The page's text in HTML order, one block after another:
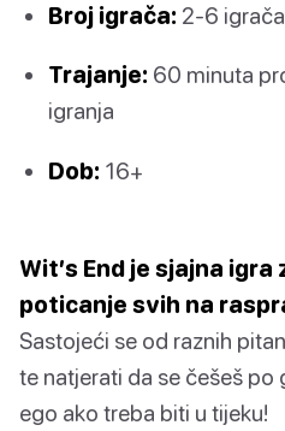
Broj igrača: 2-6
Trajanje: 60 minuta
igranja
Dob: 16+
Wit’s End je sjajna
poticanje svih na
Sastojeći se od raznih
te natjerati da se češeš po
ego ako treba biti u tijeku!